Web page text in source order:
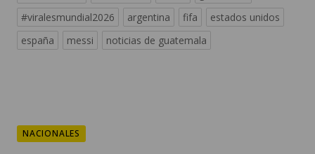
#viralesmundial2026
argentina fifa
estados unidos
españa
messi noticias de guatemala
NACIONALES